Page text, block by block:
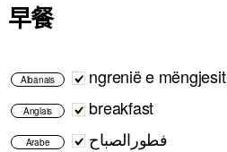
早餐
Albanais ngrenië e mëngjesit
Anglais breakfast
Arabe فطورالصباح